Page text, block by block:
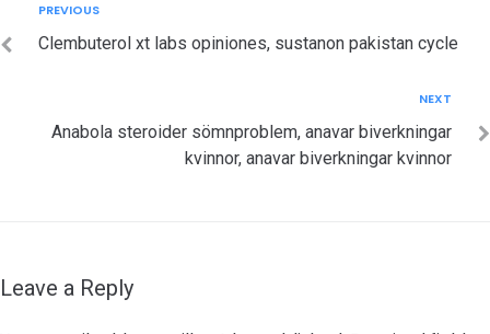
navigation
Previous
PREVIOUS
Clembuterol xt labs opiniones, sustanon pakistan cycle
NEXT
Anabola steroider sömnproblem, anavar biverkningar
kvinnor, anavar biverkningar kvinnor
Leave a Reply